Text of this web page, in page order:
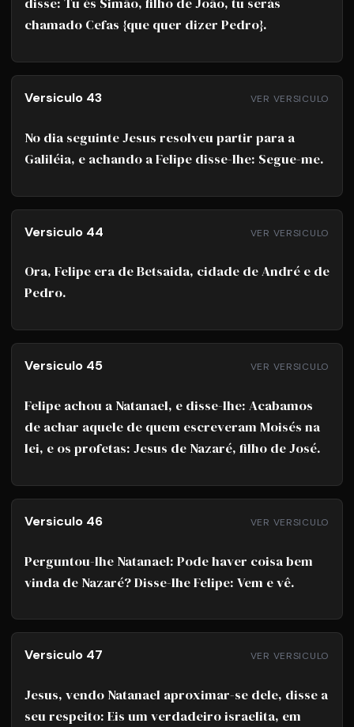
disse: Tu és Simão, filho de João, tu serás
chamado Cefas {que quer dizer Pedro}.
Versiculo 43 VER VERSICULO
No dia seguinte Jesus resolveu partir para a
Galiléia, e achando a Felipe disse-lhe: Segue-me.
Versiculo 44 VER VERSICULO
Ora, Felipe era de Betsaida, cidade de André e de
Pedro.
Versiculo 45 VER VERSICULO
Felipe achou a Natanael, e disse-lhe: Acabamos
de achar aquele de quem escreveram Moisés na
lei, e os profetas: Jesus de Nazaré, filho de José.
Versiculo 46 VER VERSICULO
Perguntou-lhe Natanael: Pode haver coisa bem
vinda de Nazaré? Disse-lhe Felipe: Vem e vê.
Versiculo 47 VER VERSICULO
Jesus, vendo Natanael aproximar-se dele, disse a
seu respeito: Eis um verdadeiro israelita, em